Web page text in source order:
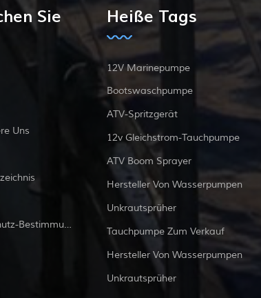
Sie
Uns
Datenschutz-Bestimmungen
Heiße Tags
12V Marinepumpe
Bootswaschpumpe
ATV-Spritzgerät
12v Gleichstrom-Tauchpumpe
ATV Boom Sprayer
Hersteller Von Wasserpumpen
Unkrautsprüher
Tauchpumpe Zum Verkauf
Hersteller Von Wasserpumpen
Unkrautsprüher